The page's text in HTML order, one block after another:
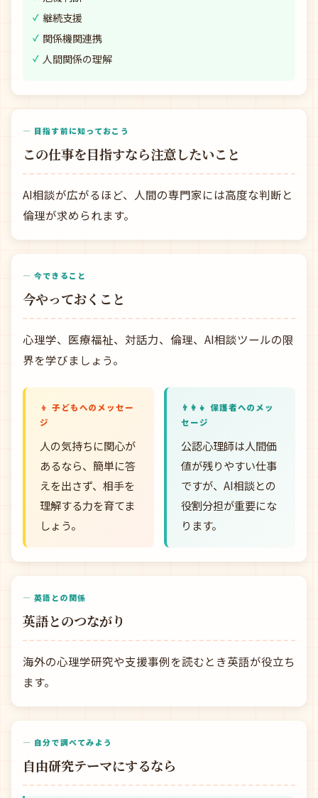
継続支援
関係機関連携
人間関係の理解
— 目指す前に知っておこう
この仕事を目指すなら注意したいこと
AI相談が広がるほど、人間の専門家には高度な判断と
倫理が求められます。
— 今できること
今やっておくこと
心理学、医療福祉、対話力、倫理、AI相談ツールの限
界を学びましょう。
👦 子どもへのメッセー
ジ
人の気持ちに関心が
あるなら、簡単に答
えを出さず、相手を
理解する力を育てま
しょう。
👨‍👩‍👧 保護者へのメッ
セージ
公認心理師は人間価
値が残りやすい仕事
ですが、AI相談との
役割分担が重要にな
ります。
— 英語との関係
英語とのつながり
海外の心理学研究や支援事例を読むとき英語が役立ち
ます。
— 自分で調べてみよう
自由研究テーマにするなら